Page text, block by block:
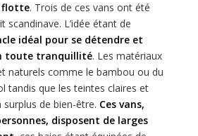
flotte. Trois de ces vans ont été
scandinave. L’idée étant de
idéal pour se détendre et
toute tranquillité. Les matériaux
naturels comme le bambou ou du
tandis que les teintes claires et
de bien-être. Ces vans,
disposent de larges